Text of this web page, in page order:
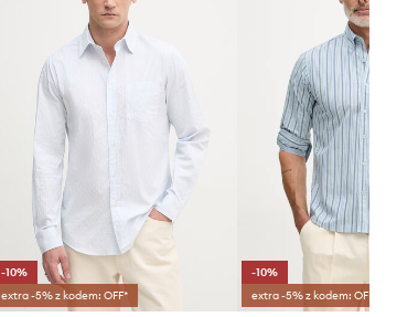
metce dostarczonego produktu
znajduje się oryginalne oznaczenie
producenta.
Tabela rozmiarów
-10%
extra -5% z kodem: OFF*
-10%
extra -5% z kodem: OFF*